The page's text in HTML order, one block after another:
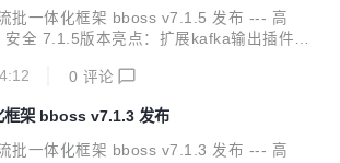
o/r mapping rest client. A dsl and sql r
Elasti...
批一体化框架 bboss v7.1.5 发布 --- 高
安全 7.1.5版本亮点：扩展kafka输出插件，
议 Apache License 发布的开源项目，由开
， 一个高性能高兼容性的 Elastics
java 客户端框架 数据采集同步 ETL ，一
0 评论
框架 bboss v7.1.3 发布
批一体化框架 bboss v7.1.3 发布 --- 高